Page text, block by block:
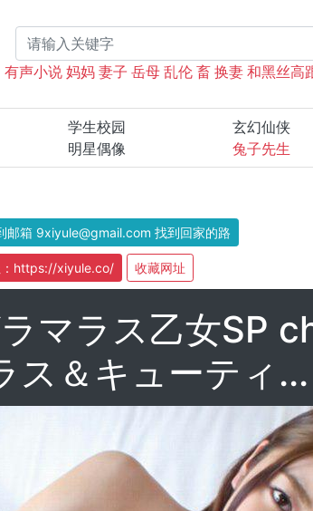
有声小说 妈妈 妻子 岳母 乱伦 畜 换妻 和黑丝高
学生校园 玄幻仙侠
明星偶像 兔子先生
邮箱 9xiyule@gmail.com 找到回家的路
：https://xiyule.co/ 收藏网址
ラス乙女SP
ス＆キューティ